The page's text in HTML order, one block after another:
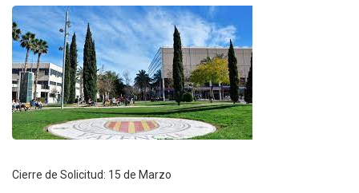
Cierre de Solicitud: 15 de Marzo